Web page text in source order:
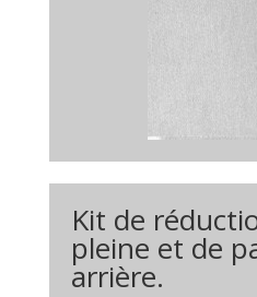
Kit de
pleine et de
arrière.